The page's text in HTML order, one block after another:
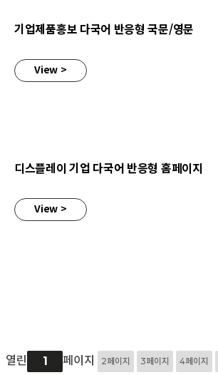
기업제품홍보 다국어 반응형 국문/영문
View >
디스플레이 기업 다국어 반응형 홈페이지
View >
열린 1 페이지 2페이지 3페이지 4페이지